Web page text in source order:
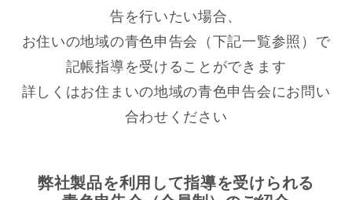
告を行いたい場合、
お住いの地域の青色申告会（下記一覧参照）で
記帳指導を受けることができます
詳しくはお住まいの地域の青色申告会にお問い
合わせください
弊社製品を利用して指導を受けられる